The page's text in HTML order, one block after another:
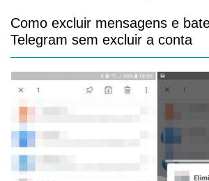
Como excluir mensagens e
Telegram sem excluir a conta